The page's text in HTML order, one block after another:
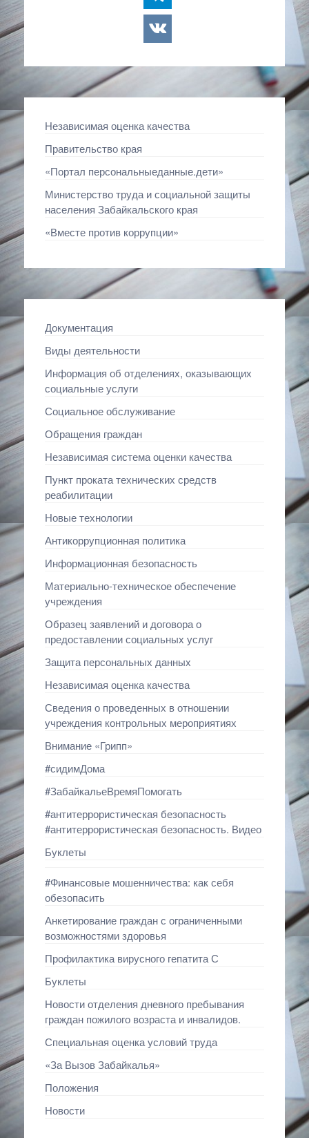
vkontakte
Независимая оценка качества
Правительство края
«Портал персональныеданные.дети»
Министерство труда и социальной защиты
населения Забайкальского края
«Вместе против коррупции»
Документация
Виды деятельности
Информация об отделениях, оказывающих
социальные услуги
Социальное обслуживание
Обращения граждан
Независимая система оценки качества
Пункт проката технических средств
реабилитации
Новые технологии
Антикоррупционная политика
Информационная безопасность
Материально-техническое обеспечение
учреждения
Образец заявлений и договора о
предоставлении социальных услуг
Защита персональных данных
Независимая оценка качества
Сведения о проведенных в отношении
учреждения контрольных мероприятиях
Внимание «Грипп»
#сидимДома
#ЗабайкальеВремяПомогать
#антитеррористическая безопасность
#антитеррористическая безопасность. Видео
Буклеты
#Финансовые мошенничества: как себя
обезопасить
Анкетирование граждан с ограниченными
возможностями здоровья
Профилактика вирусного гепатита С
Буклеты
Новости отделения дневного пребывания
граждан пожилого возраста и инвалидов.
Специальная оценка условий труда
«За Вызов Забайкалья»
Положения
Новости